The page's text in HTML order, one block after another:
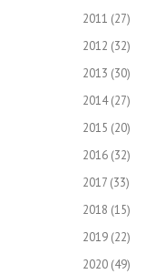
2011 (27)
2012 (32)
2013 (30)
2014(27)
2015 (20)
2016 (32)
2017 (33)
2018 (15)
2019 (22)
2020 (49)